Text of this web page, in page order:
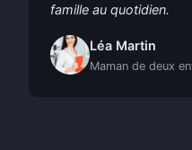
famille au quotidien.
Léa Martin
Maman de deux